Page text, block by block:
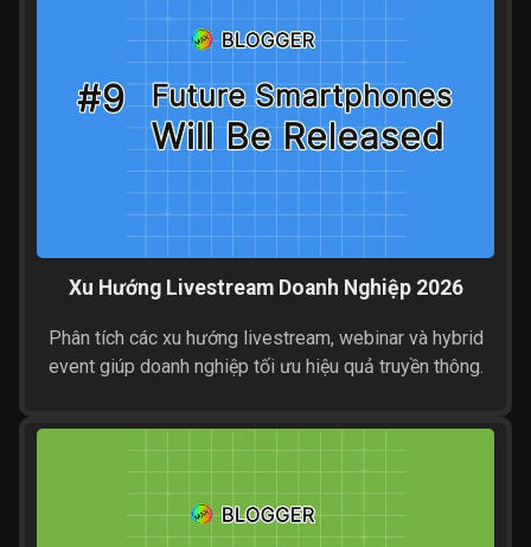
semper viverra nam. Aliquam...
Xu Hướng Livestream Doanh Nghiệp 2026
Phân tích các xu hướng livestream, webinar và hybrid
event giúp doanh nghiệp tối ưu hiệu quả truyền thông.